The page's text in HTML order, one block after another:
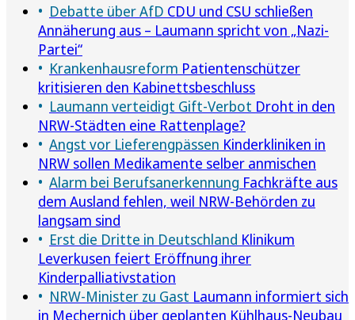
Debatte über AfD CDU und CSU schließen
Annäherung aus – Laumann spricht von „Nazi-
Partei“
Krankenhausreform Patientenschützer
kritisieren den Kabinettsbeschluss
Laumann verteidigt Gift-Verbot Droht in den
NRW-Städten eine Rattenplage?
Angst vor Lieferengpässen Kinderkliniken in
NRW sollen Medikamente selber anmischen
Alarm bei Berufsanerkennung Fachkräfte aus
dem Ausland fehlen, weil NRW-Behörden zu
langsam sind
Erst die Dritte in Deutschland Klinikum
Leverkusen feiert Eröffnung ihrer
Kinderpalliativstation
NRW-Minister zu Gast Laumann informiert sich
in Mechernich über geplanten Kühlhaus-Neubau